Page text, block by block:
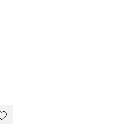
Lägg till i favoriter